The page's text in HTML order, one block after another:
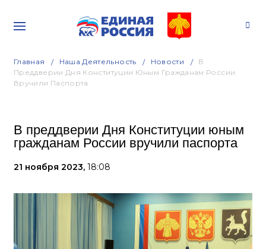
Главная Наша Деятельность Новости
В
Преддверии Дня Конституции Юным Гражданам России
Вручили Паспорта
В преддверии Дня Конституции юным
гражданам России вручили паспорта
21 ноября 2023, 18:08